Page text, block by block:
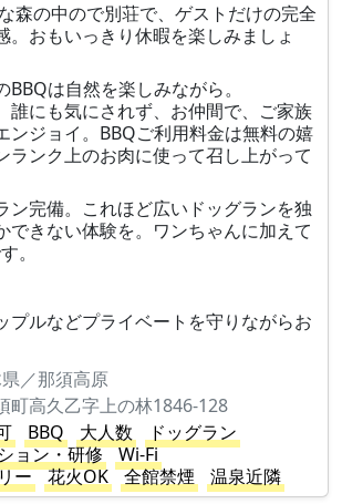
森の中ので別荘で、ゲストだけの完全
。おもいっきり休暇を楽しみましょ
BBQは自然を楽しみながら。
誰にも気にされず、お仲間で、ご家族
ンジョイ。BBQご利用料金は無料の嬉
ランク上のお肉に使って召し上がって
ン完備。これほど広いドッグランを独
できない体験を。ワンちゃんに加えて
。
プルなどプライベートを守りながらお
／那須高原
町高久乙字上の林1846-128
BBQ 大人数
ドッグラン
ョン・研修
Wi-Fi
ー
花火OK 全館禁煙
温泉近隣